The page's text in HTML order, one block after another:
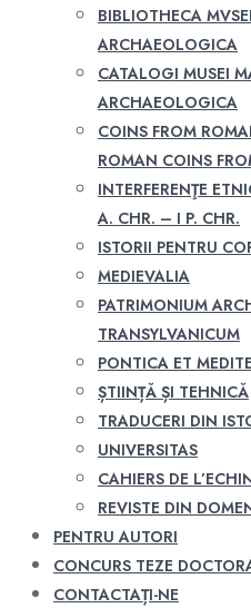
BIBLIOTHECA
ARCHAEOLOGICA
CATALOGI MUSEI
ARCHAEOLOGICA
COINS FROM
ROMAN COINS
INTERFERENŢE
A. CHR. – I P. CHR.
ISTORII PENTRU
MEDIEVALIA
PATRIMONIUM
TRANSYLVANICUM
PONTICA ET
ȘTIINȚĂ ȘI TEHNICĂ
TRADUCERI DIN
UNIVERSITAS
CAHIERS DE
REVISTE DIN
PENTRU AUTORI
CONCURS TEZE
CONTACTAȚI-NE